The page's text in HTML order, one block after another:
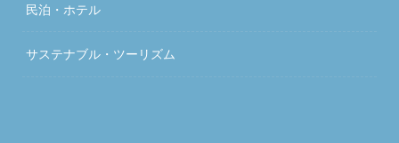
民泊・ホテル
サステナブル・ツーリズム